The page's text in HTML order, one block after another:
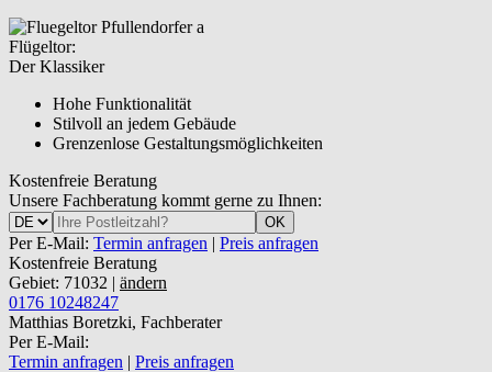
Flügeltor:
Der Klassiker
Hohe Funktionalität
Stilvoll an jedem Gebäude
Grenzenlose Gestaltungsmöglichkeiten
Kostenfreie Beratung
Unsere Fachberatung kommt gerne zu Ihnen:
OK
Per E-Mail: Termin anfragen | Preis anfragen
Kostenfreie Beratung
Gebiet: 71032 | ändern
0176 10248247
Matthias Boretzki, Fachberater
Per E-Mail:
Termin anfragen | Preis anfragen